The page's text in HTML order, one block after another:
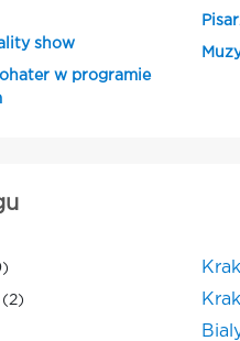
show
w programie
(2)